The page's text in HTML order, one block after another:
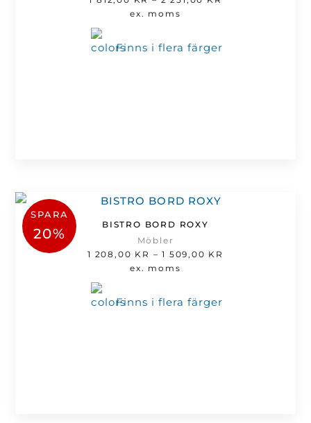
ex. moms
Finns i flera färger
SPARA
20%
BISTRO BORD ROXY
Möbler
1 208,00 KR – 1 509,00 KR
ex. moms
Finns i flera färger